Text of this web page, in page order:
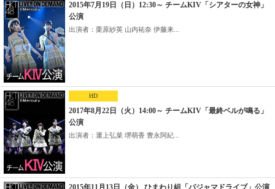
2015年7月19日（日）12:30～ チームKIV「シアターの女神」
公演
出演者：栗原紗英 山内祐奈 伊藤来...
HD
2017年8月22日（火）14:00～ チームKIV「最終ベルが鳴る」
公演
出演者：運上弘菜 堺萌香 豊永阿紀...
2015年11月13日（金） ひまわり組「パジャマドライブ」公演